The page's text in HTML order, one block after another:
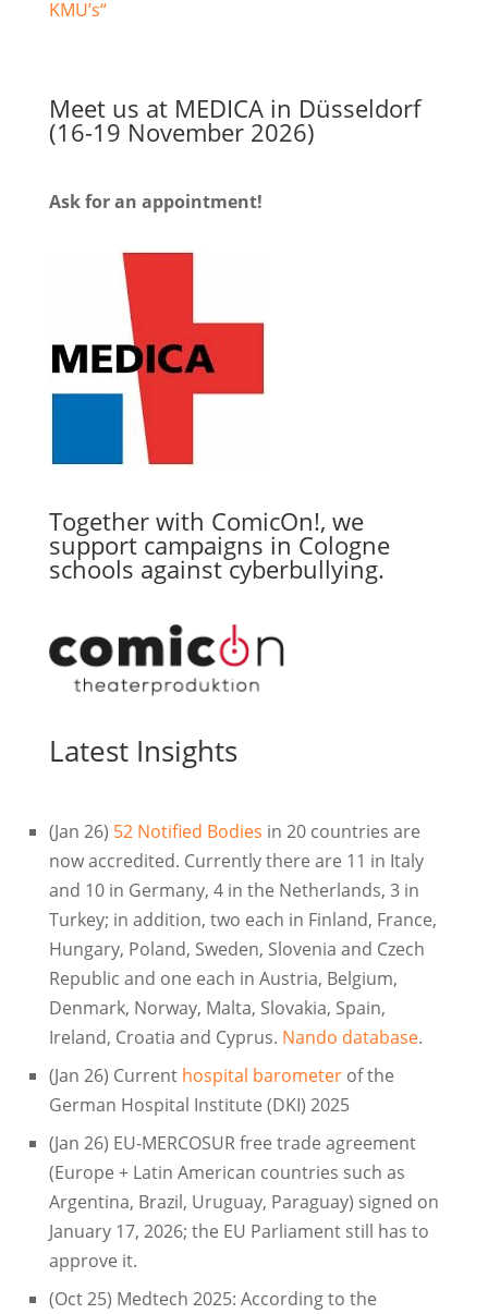
KMU’s“
Meet us at MEDICA in Düsseldorf
(16-19 November 2026)
Ask for an appointment!
Together with ComicOn!, we
support campaigns in Cologne
schools against cyberbullying.
Latest Insights
(Jan 26) 52 Notified Bodies in 20 countries are
now accredited. Currently there are 11 in Italy
and 10 in Germany, 4 in the Netherlands, 3 in
Turkey; in addition, two each in Finland, France,
Hungary, Poland, Sweden, Slovenia and Czech
Republic and one each in Austria, Belgium,
Denmark, Norway, Malta, Slovakia, Spain,
Ireland, Croatia and Cyprus. Nando database.
(Jan 26) Current hospital barometerof the
German Hospital Institute (DKI) 2025
(Jan 26) EU-MERCOSUR free trade agreement
(Europe + Latin American countries such as
Argentina, Brazil, Uruguay, Paraguay) signed on
January 17, 2026; the EU Parliament still has to
approve it.
(Oct 25) Medtech 2025: According to the